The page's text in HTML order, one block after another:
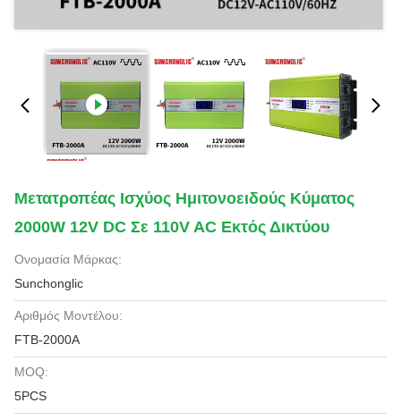
Μετατροπέας Ισχύος Ημιτονοειδούς Κύματος
2000W 12V DC Σε 110V AC Εκτός Δικτύου
Ονομασία Μάρκας:
Sunchonglic
Αριθμός Μοντέλου:
FTB-2000A
MOQ:
5PCS